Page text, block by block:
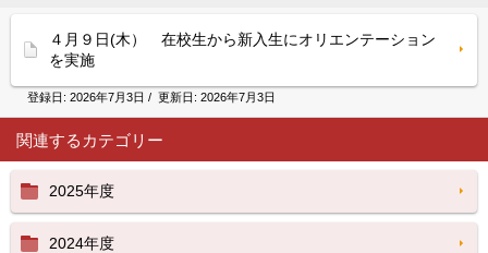
４月９日(木） 在校生から新入生にオリエンテーション
を実施
登録日: 2026年7月3日 / 更新日: 2026年7月3日
関連するカテゴリー
2025年度
2024年度